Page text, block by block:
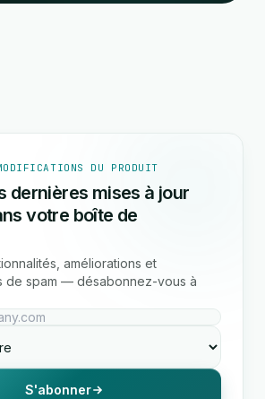
DU PRODUIT
dernières mises à jour
votre boîte de
améliorations et
de spam — désabonnez-vous à
S'abonner